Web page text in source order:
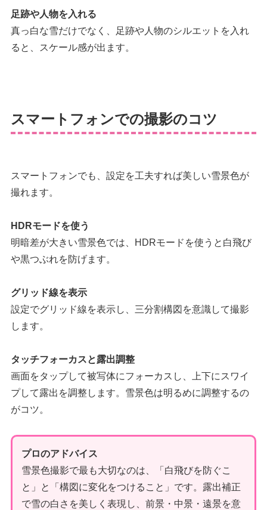
足跡や人物を入れる
真っ白な雪だけでなく、足跡や人物のシルエットを入れ
ると、スケール感が出ます。
スマートフォンでの撮影のコツ
スマートフォンでも、設定を工夫すれば美しい雪景色が
撮れます。
HDRモードを使う
明暗差が大きい雪景色では、HDRモードを使うと白飛び
や黒つぶれを防げます。
グリッド線を表示
設定でグリッド線を表示し、三分割構図を意識して撮影
します。
タッチフォーカスと露出調整
画面をタップして被写体にフォーカスし、上下にスワイ
プして露出を調整します。雪景色は明るめに調整するの
がコツ。
プロのアドバイス
雪景色撮影で最も大切なのは、「白飛びを防ぐこ
と」と「構図に変化をつけること」です。露出補正
で雪の白さを美しく表現し、前景・中景・遠景を意